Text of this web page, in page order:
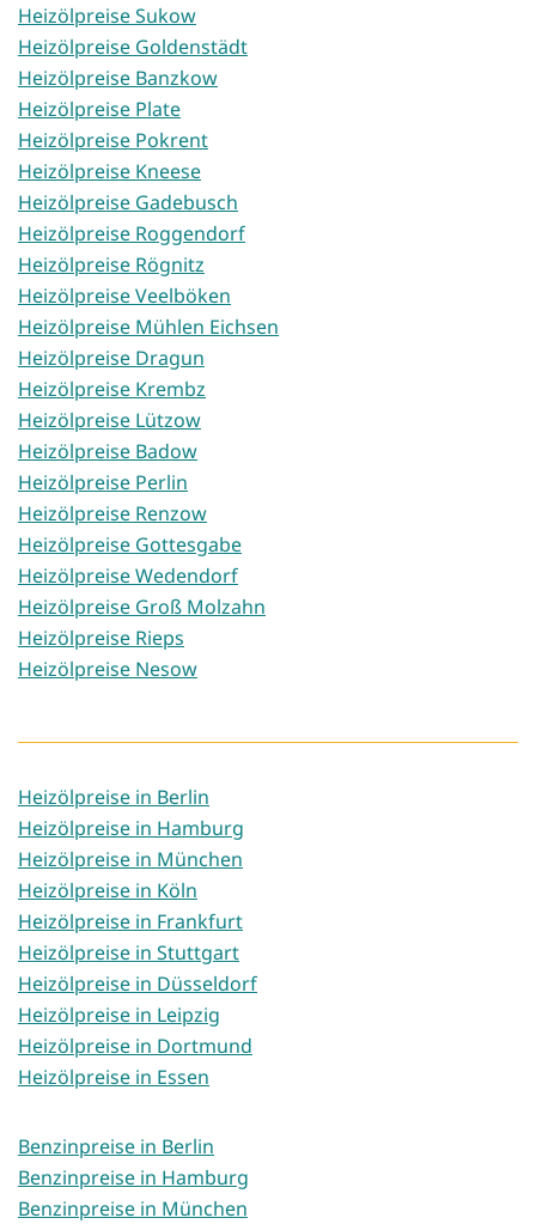
Heizölpreise Sukow
Heizölpreise Goldenstädt
Heizölpreise Banzkow
Heizölpreise Plate
Heizölpreise Pokrent
Heizölpreise Kneese
Heizölpreise Gadebusch
Heizölpreise Roggendorf
Heizölpreise Rögnitz
Heizölpreise Veelböken
Heizölpreise Mühlen Eichsen
Heizölpreise Dragun
Heizölpreise Krembz
Heizölpreise Lützow
Heizölpreise Badow
Heizölpreise Perlin
Heizölpreise Renzow
Heizölpreise Gottesgabe
Heizölpreise Wedendorf
Heizölpreise Groß Molzahn
Heizölpreise Rieps
Heizölpreise Nesow
Heizölpreise in Berlin
Heizölpreise in Hamburg
Heizölpreise in München
Heizölpreise in Köln
Heizölpreise in Frankfurt
Heizölpreise in Stuttgart
Heizölpreise in Düsseldorf
Heizölpreise in Leipzig
Heizölpreise in Dortmund
Heizölpreise in Essen
Benzinpreise in Berlin
Benzinpreise in Hamburg
Benzinpreise in München